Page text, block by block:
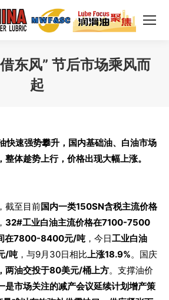
东风” 节后市场乘风而
起
快速强势攀升，国内基础油、白油市场
体趁势上行，价格出现大幅上涨。
截至目前国内一类150SN含税主流价格
， 32#工业白油主流价格在7100-7500
在7800-8400元/吨 ，今日工业白油
/吨 ，与9月30日相比上涨18.9%。国庆
两油交投于80美元/桶上方。支撑油价
是市场关注的减产会议延续计划增产策